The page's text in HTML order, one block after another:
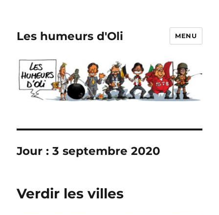
Les humeurs d'Oli MENU
Jour :3 septembre 2020
Verdir les villes